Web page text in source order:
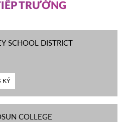
TRƯỜNG
SCHOOL DISTRICT
KÝ
COLLEGE